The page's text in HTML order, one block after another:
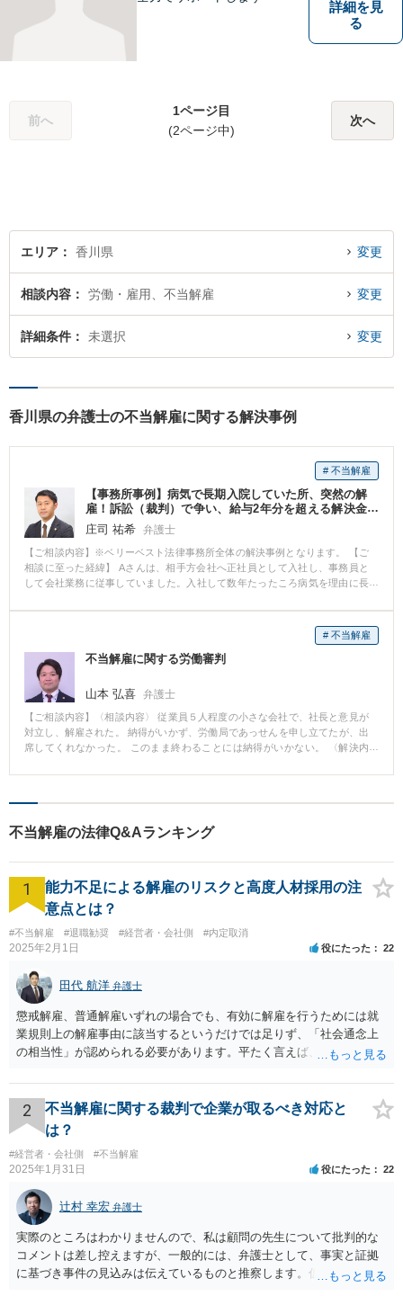
詳細を見
る
前へ
1ページ目
(2ページ中)
次へ
エリア 香川県 変更
相談内容 労働・雇用、不当解雇 変更
詳細条件 未選択 変更
香川県の弁護士の不当解雇に関する解決事例
# 不当解雇
【事務所事例】病気で長期入院していた所、突然の解
雇！訴訟（裁判）で争い、給与2年分を超える解決金
を得た
庄司 祐希 弁護士
【ご相談内容】※ベリーベスト法律事務所全体の解決事例となります。 【ご
相談に至った経緯】 Aさんは、相手方会社へ正社員として入社し、事務員と
して会社業務に従事していました。入社して数年たったころ病気を理由に長
復に専念するようにと述べられていたのですが、ある日突然、会社から休職
期間満了を理由として退職手続をとられてしまいました。 Aさんとしては、
事前通告もなく突如一方的にそのような措置をとられたことに納得ができ
ず、弊所へ相談に来られました。 【ご相談内容】 Aさんは、入院していた期
間中に会社から送られてきた書類や、これまでの経緯を簡単にまとめた資料
を持参し、相談に来られました。 相談では、これまでの就業状況、入院に至
った経緯、入院当初及び入院中の会社の態様、退職手続が取られた際の出来
事等を丁寧にお話いただけたので、弁護士としても頭の中でどういう事案で
あり、法的に何が問題になるかがスムーズに整理できました。 本件では、休
職期間の満了を理由に退職の手続きが取られましたが、会社から送られてき
無効であるとして、通知書を送りました。 会社側は、Aさんを退職にしたこ
とについて違法性はないと強く争う姿勢を示してきたため、結果的に、裁判
限り提出していくことで、裁判書もこちら側が主張する問題点を理解してく
れました。 結果としては、訴訟において裁判所からAさんの主張が認められ
るであろう心証が開示されたことから、給与2年分を超える解決金が支払われ
る和解が成立し、無事解決となりました。 ※ご依頼者様の守秘義務の観点か
ら、一部、内容を抽象化して掲載しております。
# 不当解雇
不当解雇に関する労働審判
山本 弘喜 弁護士
【ご相談内容】〈相談内容〉 従業員５人程度の小さな会社で、社長と意見が
対立し、解雇された。 納得がいかず、労働局であっせんを申し立てたが、出
席してくれなかった。 このまま終わることには納得がいかない。 〈解決内
状況であった。 そのため、労働審判を申し立てた。 結果、裁判所からも解雇
できる事案もありますが、悪質な使用者となれば、応じないケースが多いの
も実情です。 そのような状態でも、裁判所に訴え出ることでスムーズに解決
不当解雇の法律Q&Aランキング
1
能力不足による解雇のリスクと高度人材採用の注
意点とは？
#不当解雇 #退職勧奨 #経営者・会社側 #内定取消
2025年2月1日 役にたった 22
田代 航洋 弁護士
懲戒解雇、普通解雇いずれの場合でも、有効に解雇を行うためには就
業規則上の解雇事由に該当するというだけでは足りず、「社会通念上
の相当性」が認められる必要があります。平たく言えば、解雇の原因
れます。 日本の労働法上、解雇は非常にハードルが高いです。 解雇が
有効か無効かという点は能力不足の程度にもよりますが、顧問弁護士
の先生は具体的な事情を検討した上で能力不足の程度が解雇を有効と
するほどではないと判断されたのだと思います。 例えば、無断欠勤を
連続する、会社のお金を横領する等の場合には一発で解雇した場合で
も有効と判断されるケースも多いですが、たしかに能力不足のみの場
合はかなり解雇のハードルが高いと言わざるを得ません。 なお、懲戒
解雇の場合には、戒告、譴責、減給、出勤停止等解雇よりも軽い処分
を行い、改善を促したもののそれでも改善されない場合には解雇に踏
み切る等段階的に手順をい踏んだ場合は解雇が有効と判断される可能
性が高まります。 高度人材の中途社員だから直ちに解雇しやすいとい
うわけではありませんが、高度人材の中途社員の場合は雇用契約上、
2
不当解雇に関する裁判で企業が取るべき対応と
は？
#経営者・会社側 #不当解雇
2025年1月31日 役にたった 22
辻村 幸宏 弁護士
実際のところはわかりませんので、私は顧問の先生について批判的な
コメントは差し控えますが、一般的には、弁護士として、事実と証拠
に基づき事件の見込みは伝えているものと推察します。仮に弁護士の